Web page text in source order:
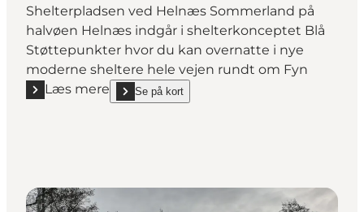
Shelterpladsen ved Helnæs Sommerland på
halvøen Helnæs indgår i shelterkonceptet Blå
Støttepunkter hvor du kan overnatte i nye
moderne sheltere hele vejen rundt om Fyn
Læs mere
Læs mere "Shelterplads: Helnæs Sommerland"
Se på kort
show Shelterplads: Helnæs Sommerland on_map